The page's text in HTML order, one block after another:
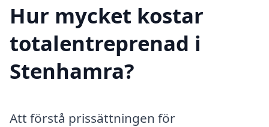
Hur mycket kostar
totalentreprenad i
Stenhamra?
Att förstå prissättningen för